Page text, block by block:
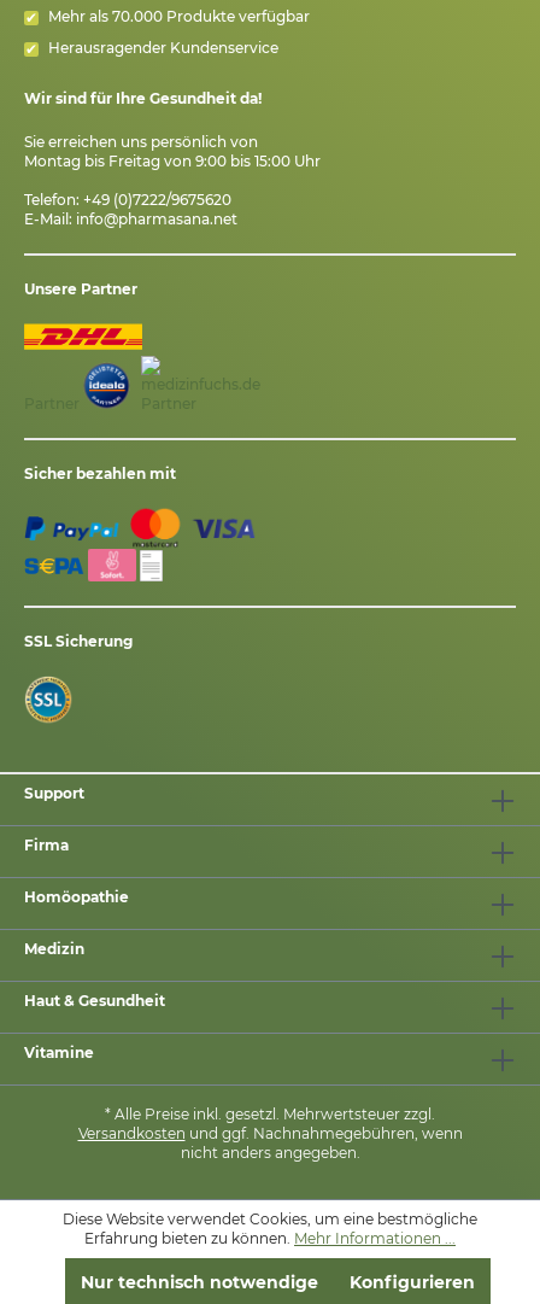
Mehr als 70.000 Produkte verfügbar
Herausragender Kundenservice
Wir sind für Ihre Gesundheit da!
Sie erreichen uns persönlich von
Montag bis Freitag von 9:00 bis 15:00 Uhr
Telefon: +49 (0)7222/9675620
E-Mail: info@pharmasana.net
Unsere Partner
Sicher bezahlen mit
SSL Sicherung
Support
Firma
Homöopathie
Medizin
Haut & Gesundheit
Vitamine
* Alle Preise inkl. gesetzl. Mehrwertsteuer zzgl.
Versandkosten und ggf. Nachnahmegebühren, wenn
nicht anders angegeben.
MIT ❤ VON PHARMASANA
Diese Website verwendet Cookies, um eine bestmögliche
Erfahrung bieten zu können. Mehr Informationen ...
Nur technisch notwendige Konfigurieren